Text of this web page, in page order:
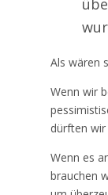
Als wären
Wenn wir
dürften
Wenn es
brauchen